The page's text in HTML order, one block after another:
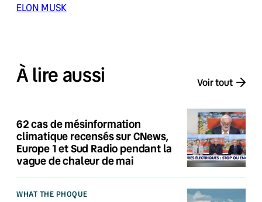
ELON MUSK
À lire aussi Voir tout
62 cas de mésinformation
climatique recensés sur CNews,
Europe 1 et Sud Radio pendant la
vague de chaleur de mai
WHAT THE PHOQUE